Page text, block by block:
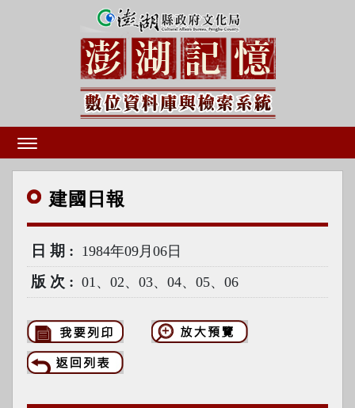
建國 日報
日期 1984年09月06日
版次 01、02、03、04、05、06